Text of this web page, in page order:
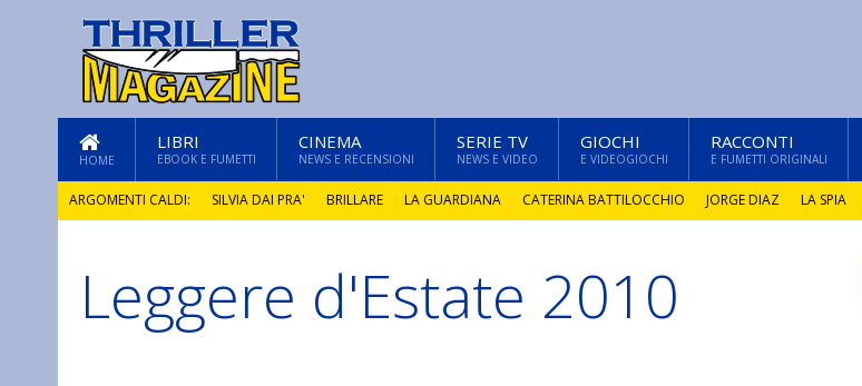
HOME
LIBRI
EBOOK E FUMETTI
CINEMA
NEWS E RECENSIONI
SERIE TV
NEWS E VIDEO
GIOCHI
E VIDEOGIOCHI
RACCONTI
E FUMETTI ORIGINALI
ARGOMENTI CALDI: SILVIA DAI PRA' BRILLARE LA GUARDIANA CATERINA BATTILOCCHIO JORGE DIAZ LA SPIA
Leggere d'Estate 2010